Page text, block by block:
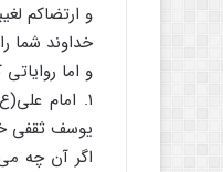
و ارتضاکم
خداوند شما
و اما
۱. امام
یوسف ثقفی
اگر آن چه